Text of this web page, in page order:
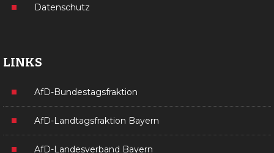
Datenschutz
LINKS
AfD-Bundestagsfraktion
AfD-Landtagsfraktion Bayern
AfD-Landesverband Bayern